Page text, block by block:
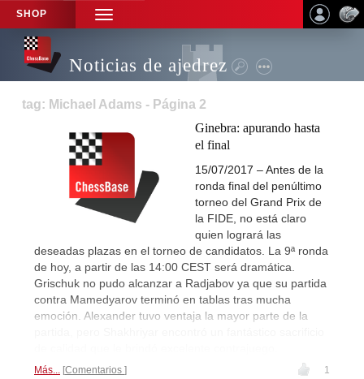
SHOP
TOGGLE
NAVIGATION
Noticias de ajedrez
tag: Michael Adams - Página 2
Ginebra: apurando hasta
el final
15/07/2017 – Antes de la
ronda final del penúltimo
torneo del Grand Prix de
la FIDE, no está claro
quien logrará las
deseadas plazas en el torneo de candidatos. La 9ª ronda
de hoy, a partir de las 14:00 CEST será dramática.
Grischuk no pudo alcanzar a Radjabov ya que su partida
contra Mamedyarov terminó en tablas tras mucha
emoción. Alexander tuvo ventaja la mayor parte de la
Más... Comentarios 1